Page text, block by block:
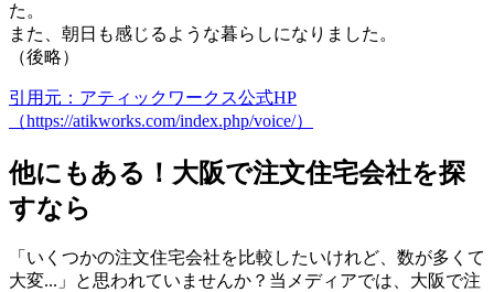
た。
また、朝日も感じるような暮らしになりました。
（後略）
引用元：アティックワークス公式HP
（https://atikworks.com/index.php/voice/）
他にもある！大阪で注文住宅会社を探
すなら
「いくつかの注文住宅会社を比較したいけれど、数が多くて
大変...」と思われていませんか？当メディアでは、大阪で注